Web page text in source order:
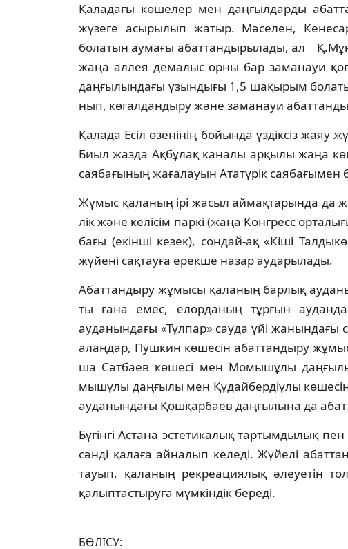
Қаладағы көшелер мен даңғылдарды
жүзеге асырылып жатыр. Мәселен,
болатын аумағы абаттандырылады, ал
жаңа аллея демалыс орны бар заманауи
даң­ғылындағы ұзындығы 1,5 шақырым
нып, көгалдандыру және заманауи
Қалада Есіл өзенінің бойында үздіксіз
Биыл жазда Ақбұлақ каналы арқылы жаңа
саябағының жағалауын Ататүрік
Жұмыс қаланың ірі жасыл аймақтарында да
лік және келісім паркі (жаңа Конгресс
бағы (екінші кезек), сондай-ақ «Кіші
жүйені сақтауға ерекше назар ауда­ры­лады.
Абаттандыру жұмысы қаланың барлық
ты ғана емес, елорданың тұрғын
ауданындағы «Тұлпар» сауда үйі
алаң­дар, Пушкин көшесін абаттандыру
ша Сәтбаев көшесі мен Момышұлы
мыш­ұлы даңғылы мен Құдайбердіұлы
ауданындағы Қошқарбаев даңғылына да
Бүгінгі Астана эстетикалық тартым­ды­лық
сәнді қалаға айналып келеді. Жүйелі
тауып, қаланың рекреациялық әлеуетін
қалыптастыруға мүм­кіндік береді.
БӨЛІСУ: